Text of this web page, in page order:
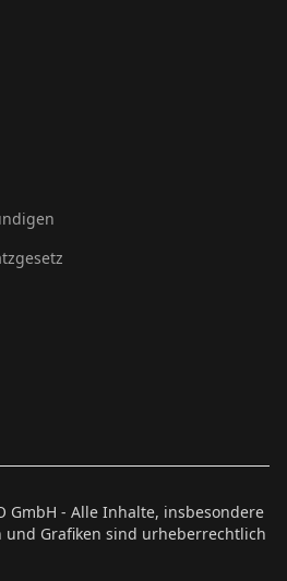
GmbH - Alle Inhalte, insbesondere
und Grafiken sind urheberrechtlich